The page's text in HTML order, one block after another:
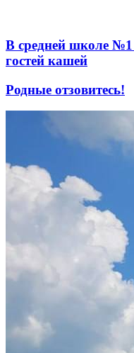
В средней школе №1
гостей кашей
Родные отзовитесь!